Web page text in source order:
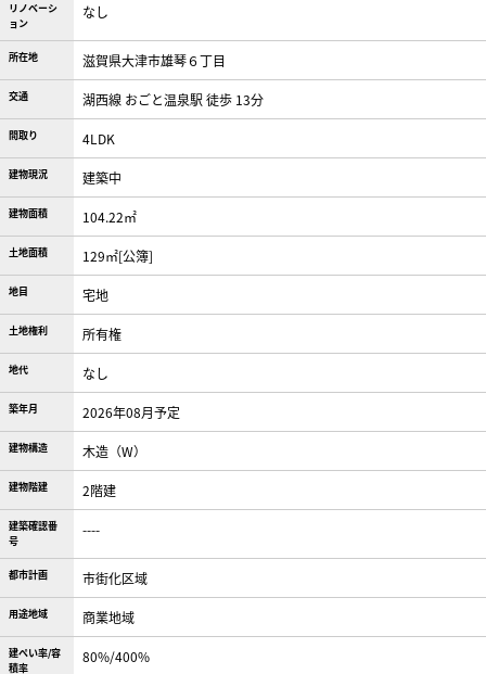
リノベーシ
ョン
なし
所在地 滋賀県大津市雄琴６丁目
交通 湖西線 おごと温泉駅 徒歩 13分
間取り 4LDK
建物現況 建築中
建物面積 104.22㎡
土地面積 129㎡[公簿]
地目 宅地
土地権利 所有権
地代 なし
築年月 2026年08月予定
建物構造 木造（W）
建物階建 2階建
建築確認番
号
----
都市計画 市街化区域
用途地域 商業地域
建ぺい率/容
積率
80%/400%